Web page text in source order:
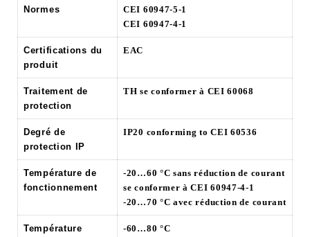
Normes
CEI 60947-5-1
CEI 60947-4-1
Certifications du
produit
EAC
Traitement de
protection
TH se conformer à CEI 60068
Degré de
protection IP
IP20 conforming to CEI 60536
Température de
fonctionnement
-20…60 °C sans réduction de courant
se conformer à CEI 60947-4-1
-20…70 °C avec réduction de courant
Température
-60…80 °C